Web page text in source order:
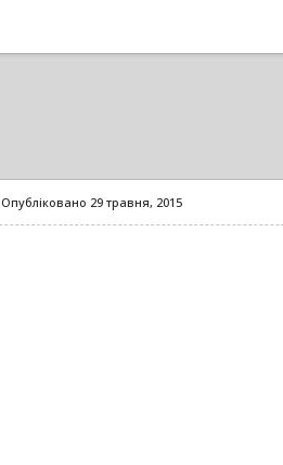
Опубліковано 29 травня, 2015